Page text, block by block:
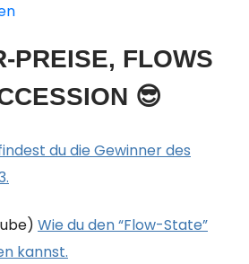
PREISE, FLOWS
😎
du die Gewinner des
Wie du den “Flow-State”
kannst.